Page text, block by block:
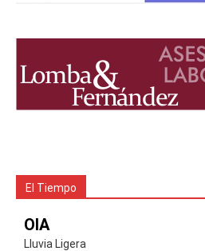
El Tiempo
OIA
Lluvia Ligera